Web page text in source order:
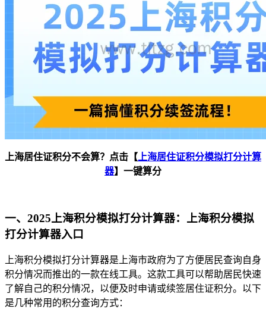
上海居住证积分不会算？点击【 上海居住证积分模拟打分计算
器】一键算分
一、2025上海积分模拟打分计算器：上海积分模拟
打分计算器入口
上海积分模拟打分计算器是上海市政府为了方便居民查询自身
积分情况而推出的一款在线工具。这款工具可以帮助居民快速
了解自己的积分情况，以便及时申请或续签居住证积分。以下
是几种常用的积分查询方式：